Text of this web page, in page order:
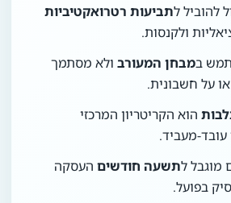
להוביל לתביעות רטרואקטיביות
ולקנסות.
במבחן המעורב ולא מסתמך
על חשבונית.
הוא הקריטריון המרכזי
מעביד.
מוגבל לתשעה חודשים העסקה
בפועל.